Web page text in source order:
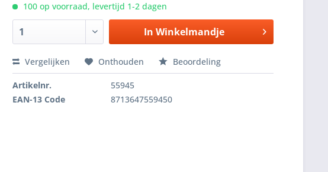
100 op voorraad, levertijd 1-2 dagen
In Winkelmandje
Vergelijken Onthouden Beoordeling
Artikelnr.
55945
EAN-13 Code
8713647559450